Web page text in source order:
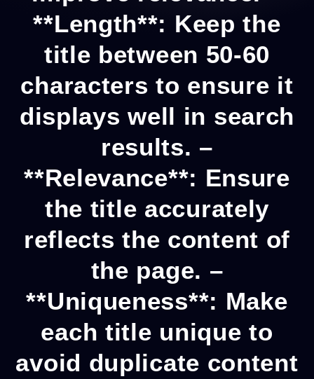
**Length**: Keep the
title between 50-60
characters to ensure it
displays well in search
results. –
**Relevance**: Ensure
the title accurately
reflects the content of
the page. –
**Uniqueness**: Make
each title unique to
avoid duplicate content